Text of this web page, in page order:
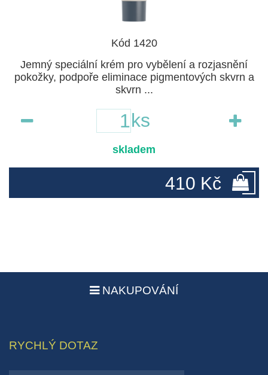
Kód 1420
Jemný speciální krém pro vybělení a rozjasnění
pokožky, podpoře eliminace pigmentových skvrn a
skvrn ...
ks
skladem
410 Kč
NAKUPOVÁNÍ
RYCHLÝ DOTAZ